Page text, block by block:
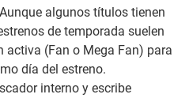
Aunque algunos títulos tienen
de temporada suelen
activa (Fan o Mega Fan) para
día del estreno.
interno y escribe